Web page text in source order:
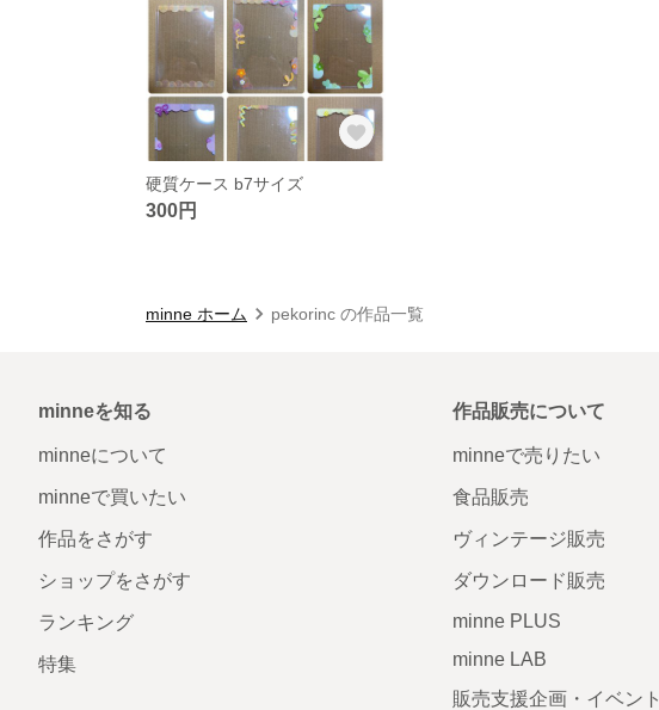
硬質ケース b7サイズ
300円
minne ホーム pekorinc の作品一覧
minneを知る
minneについて
minneで買いたい
作品をさがす
ショップをさがす
ランキング
特集
作品販売について
minneで売りたい
食品販売
ヴィンテージ販売
ダウンロード販売
minne PLUS
minne LAB
販売支援企画・イベント